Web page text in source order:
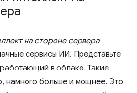
на стороне сервера
сервисы ИИ. Представьте
в облаке. Такие
намного больше и мощнее. Это